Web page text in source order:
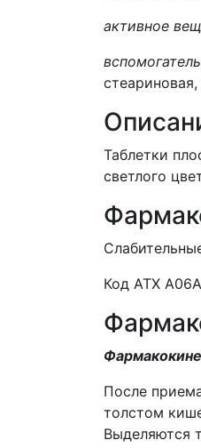
активное
Таблетки
светлого
Код АТХ
После
толстом
Выделяются